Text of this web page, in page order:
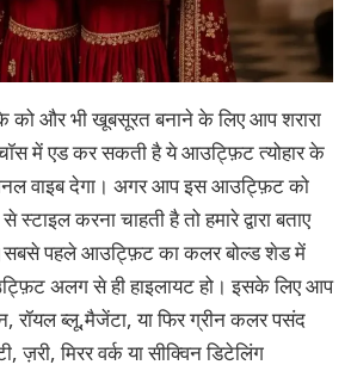
को और भी खूबसूरत बनाने के लिए आप शरारा
चॉस में एड कर सकती है ये आउट्फ़िट त्योहार के
वाइब देगा। अगर आप इस आउट्फ़िट को
करना चाहती है तो हमारे द्वारा बताए
पहले आउट्फ़िट का कलर बोल्ड शेड में
अलग से ही हाइलायट हो। इसके लिए आप
रॉयल ब्लू,मैजेंटा, या फिर ग्रीन कलर पसंद
ज़री, मिरर वर्क या सीक्विन डिटेलिंग